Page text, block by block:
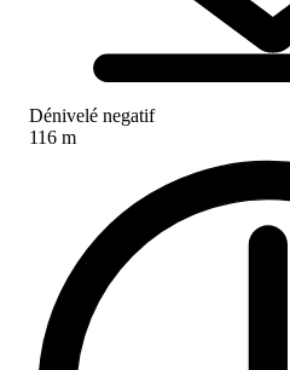
Dénivelé negatif
116 m